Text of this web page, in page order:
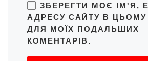
ЗБЕРЕГТИ МОЄ ІМ'Я,
АДРЕСУ САЙТУ В ЦЬОМУ
ДЛЯ МОЇХ ПОДАЛЬШИХ
КОМЕНТАРІВ.